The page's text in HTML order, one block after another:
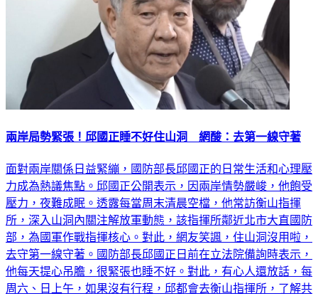
兩岸局勢緊張！邱國正睡不好住山洞 網酸：去第一線守著
面對兩岸關係日益緊繃，國防部長邱國正的日常生活和心理壓
力成為熱議焦點。邱國正公開表示，因兩岸情勢嚴峻，他飽受
壓力，夜難成眠。透露每當周末清晨空檔，他常訪衡山指揮
所，深入山洞內關注解放軍動態，該指揮所鄰近北市大直國防
部，為國軍作戰指揮核心。對此，網友笑諷，住山洞沒用啦，
去守第一線守著。國防部長邱國正日前在立法院備詢時表示，
他每天提心吊膽，很緊張也睡不好。對此，有心人還放話，每
周六、日上午，如果沒有行程，邱都會去衡山指揮所，了解共